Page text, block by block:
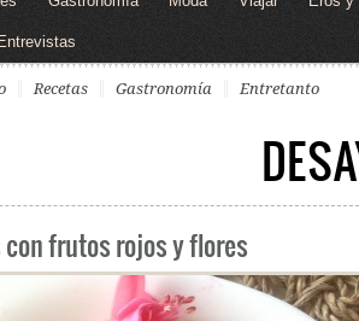
Entrevistas
Recetas Gastronomía Entretanto
frutos rojos y flores